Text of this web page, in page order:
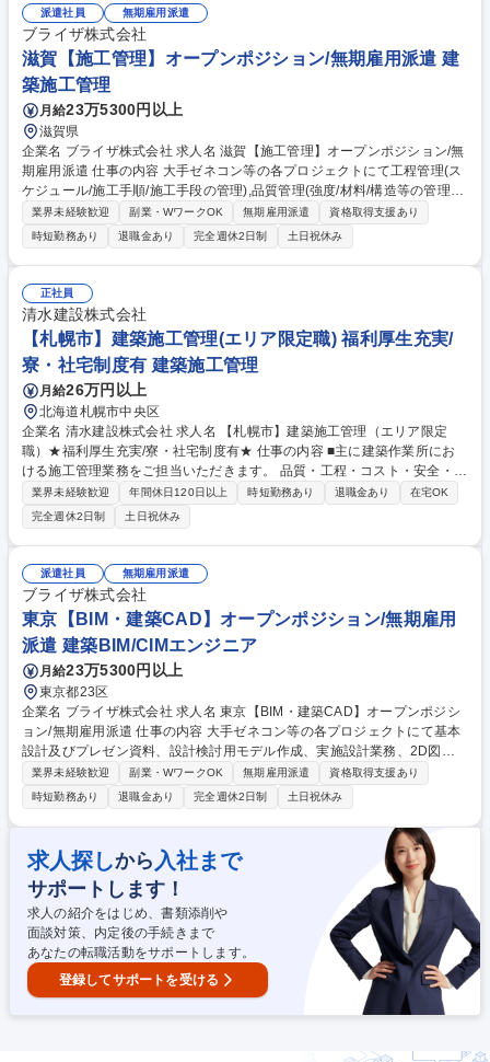
図のチェック ※ご興味があればBIM業務にも携わっていって欲しいと考え
ています。 ★肉体的に負荷がかかりにくい業務となっているため、長期的
な就業が可能でございます。 募集職種 【札幌/内勤/建築施工管理支援業
務】残業ほぼ無/清水建設グループ/休日122日
派遣社員 無期雇用派遣
ブライザ株式会社
滋賀【施工管理】オープンポジション/無期雇用派遣 建
築施工管理
月給23万5300円以上
滋賀県
企業名 ブライザ株式会社 求人名 滋賀【施工管理】オープンポジション/無
期雇用派遣 仕事の内容 大手ゼネコン等の各プロジェクトにて工程管理(ス
ケジュール/施工手順/施工手段の管理),品質管理(強度/材料/構造等の管理),
安全管理(災害防止,公害防止等の管理),各種検査対応,検査立会,竣工書類作
成等を担当。 [案件例]○建築物:オフィスビル,商業施設,病院,マンション,教
育施設(学校/図書館),公共施設(駅舎/官公庁施設/地方自治体),娯楽施設(ホテ
ル/式場),空港,工場 ○構造物:道路,橋梁,トンネル,河川,鉄道,上下水道,ダム ○
工程:工程管理,安全管理,建築費用算出/見積,調査業務,概略設計,予備設計,施
工計画書作成 [取引先例]竹中工務店社/鹿島建設社/大林組社/大成建設社/清
水建設社等 募集職種 滋賀【施工管理】オープンポジション/無期雇用派遣
業界未経験歓迎 副業・WワークOK 無期雇用派遣
資格取得支援あり
時短勤務あり
退職金あり 完全週休2日制 土日祝休み
正社員
清水建設株式会社
【札幌市】建築施工管理(エリア限定職) 福利厚生充実/
寮・社宅制度有 建築施工管理
月給26万円以上
北海道札幌市中央区
企業名 清水建設株式会社 求人名 【札幌市】建築施工管理（エリア限定
職）★福利厚生充実/寮・社宅制度有★ 仕事の内容 ■主に建築作業所にお
ける施工管理業務をご担当いただきます。 品質・工程・コスト・安全・環
境の管理等、施工計画書の作成から、竣工まで、一連の業務をお任せいた
します。 【案件】 商業施設・オフィスビル・マンション・生産施設・医
療施設・官公庁案件等、大型案件も多数ございます。 ※取扱禁止求人（建
設業務）には該当しません。 ※変更の範囲：会社の指示する業務 募集職
種 【札幌市】建築施工管理（エリア限定職）★福利厚生充実/寮・社宅制
度有★
業界未経験歓迎 年間休日120日以上 時短勤務あり 退職金あり
在宅OK
完全週休2日制
土日祝休み
派遣社員 無期雇用派遣
ブライザ株式会社
東京【BIM・建築CAD】オープンポジション/無期雇用
派遣 建築BIM/CIMエンジニア
月給23万5300円以上
東京都23区
企業名 ブライザ株式会社 求人名 東京【BIM・建築CAD】オープンポジシ
ョン/無期雇用派遣 仕事の内容 大手ゼネコン等の各プロジェクトにて基本
設計及びプレゼン資料、設計検討用モデル作成、実施設計業務、2D図面
を3Dモデルに作成する業務を担当。使用ツール：AUTOCAD/Revit/Vector
works/photoshop/Illustrator [案件例]○建築物:オフィスビル,商業施設,病院,
マンション,教育施設(学校/図書館),公共施設(駅舎/官公庁施設/地方自治体),
娯楽施設(ホテル/式場),空港,工場 ○構造物:道路,橋梁,トンネル,河川,鉄道,上
下水道,ダム ○工程:基本設計(デザイン/間取り),設計検討用モデルの作成,実
施設計,意匠,造設計(基礎/骨組み/柱/梁の設計),設備設計,生産設計,工程管理,
安全管理,建築費用算出/見積,調査業務,概略設計,予備設計,施工計画書作成
募集職種 東京【BIM・建築CAD】オープンポジション/無期雇用派遣
業界未経験歓迎 副業・WワークOK 無期雇用派遣
資格取得支援あり
時短勤務あり
退職金あり 完全週休2日制 土日祝休み
求人探しから 入社まで
サポートします！
求人の紹介をはじめ、書類添削や
面談対策、内定後の手続きまで
あなたの転職活動をサポートします。
登録してサポートを受ける